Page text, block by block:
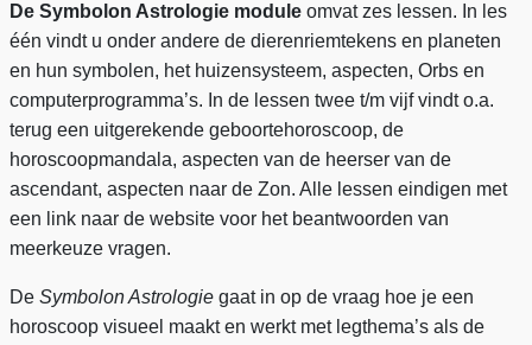
De Symbolon Astrologie module omvat zes lessen. In les
één vindt u onder andere de dierenriemtekens en planeten
en hun symbolen, het huizensysteem, aspecten, Orbs en
computerprogramma’s. In de lessen twee t/m vijf vindt o.a.
terug een uitgerekende geboortehoroscoop, de
horoscoopmandala, aspecten van de heerser van de
ascendant, aspecten naar de Zon. Alle lessen eindigen met
een link naar de website voor het beantwoorden van
meerkeuze vragen.
De Symbolon Astrologie gaat in op de vraag hoe je een
horoscoop visueel maakt en werkt met legthema’s als de